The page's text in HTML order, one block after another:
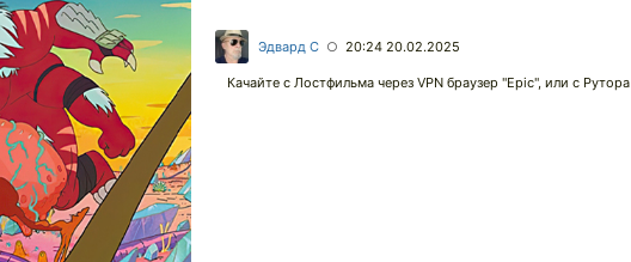
Эдвард С ○ 20:24 20.02.2025
Качайте с Лостфильма через VPN браузер "Epic", или с Рутора